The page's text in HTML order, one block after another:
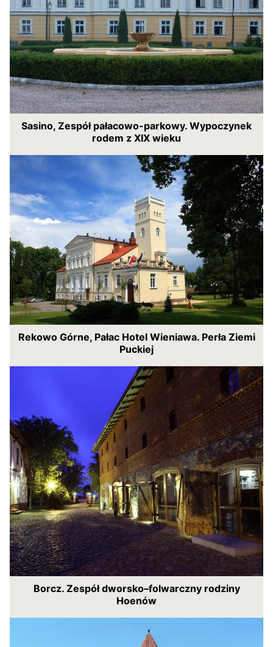
Sasino, Zespół pałacowo-parkowy. Wypoczynek
rodem z XIX wieku
Rekowo Górne, Pałac Hotel Wieniawa. Perła Ziemi
Puckiej
Borcz. Zespół dworsko–folwarczny rodziny
Hoenów